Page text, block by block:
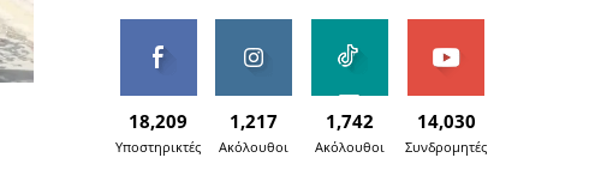
18,209
Υποστηρικτές
1,217
Ακόλουθοι
1,742
Ακόλουθοι
14,030
Συνδρομητές